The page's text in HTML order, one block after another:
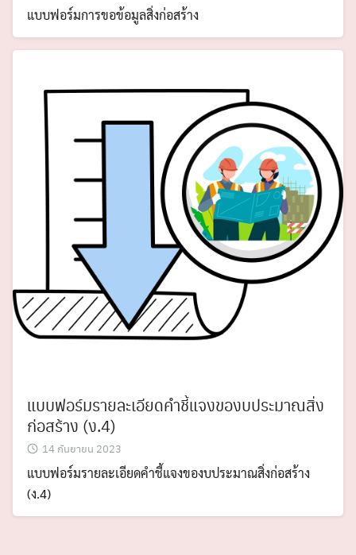
แบบฟอร์มการขอข้อมูลสิ่งก่อสร้าง
แบบฟอร์มรายละเอียดคำชี้แจงของบประมาณสิ่ง
ก่อสร้าง (ง.4)
14 กันยายน 2023
แบบฟอร์มรายละเอียดคำชี้แจงของบประมาณสิ่งก่อสร้าง
(ง.4)